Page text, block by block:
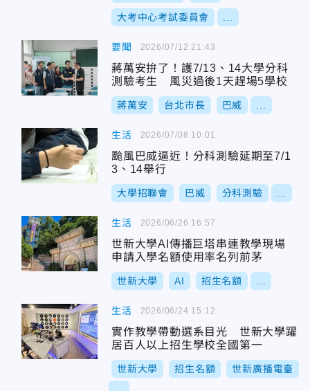
大考中心考試委員會
要聞
蔣萬安拚了！護7/13、14大學分科
測驗考生 風災過後1天趕場5學校
蔣萬安 台北市長 巴威
2026/07/12 21:43
生活
颱風巴威逼近！分科測驗延期至7/1
3、14舉行
大學招聯會 巴威 分科測驗
2026/07/08 10:01
生活
世新大學AI傳播巨塔串連教學現場
申請入學名額使用率名列前茅
世新大學 AI 招生名額
2026/06/26 16:57
生活
實作教學帶動選系目光 世新大學躍
居百人以上招生學校全國第一
世新大學 招生名額 世新廣播電臺
2026/06/24 15:12